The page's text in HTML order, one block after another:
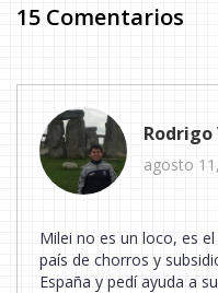
15 Comentarios
agosto
Milei no es un loco, es
país de chorros y
España y pedí ayuda a